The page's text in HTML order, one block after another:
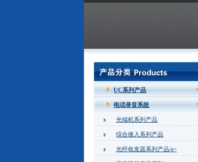
UC系列产品
电话录音系统
光端机系列产品
综合接入系列产品
光纤收发器系列产品/a>
公司采购SOC8000B调度机1套
+SOC8000B交换机1套！
恭贺中标中国电子科技集团公司第
四十一研究所1000门IP电话交换
机！
亲爱的新老用户，本公司名称己变
更为申瓯通信设备（山东）有限公